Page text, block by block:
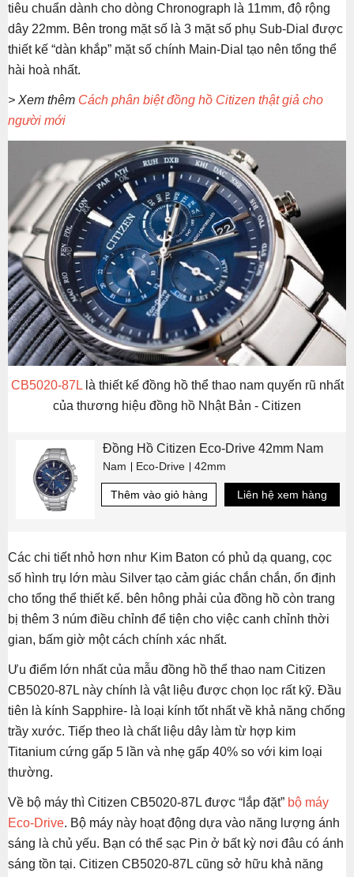
tiêu chuẩn dành cho dòng Chronograph là 11mm, độ rộng
dây 22mm. Bên trong mặt số là 3 mặt số phụ Sub-Dial được
thiết kế “dàn khắp” mặt số chính Main-Dial tạo nên tổng thể
hài hoà nhất.
> Xem thêm Cách phân biệt đồng hồ Citizen thật giả cho
người mới
CB5020-87Llà thiết kế đồng hồ thể thao nam quyến rũ nhất
của thương hiệu đồng hồ Nhật Bản - Citizen
Đồng Hồ Citizen Eco-Drive 42mm Nam
Nam Eco-Drive 42mm
Thêm vào giỏ hàng Liên hệ xem hàng
Các chi tiết nhỏ hơn như Kim Baton có phủ dạ quang, cọc
số hình trụ lớn màu Silver tạo cảm giác chắn chắn, ổn định
cho tổng thể thiết kế. bên hông phải của đồng hồ còn trang
bị thêm 3 núm điều chỉnh để tiện cho việc canh chỉnh thời
gian, bấm giờ một cách chính xác nhất.
Ưu điểm lớn nhất của mẫu đồng hồ thể thao nam Citizen
CB5020-87L này chính là vật liệu được chọn lọc rất kỹ. Đầu
tiên là kính Sapphire- là loại kính tốt nhất về khả năng chống
trầy xước. Tiếp theo là chất liệu dây làm từ hợp kim
Titanium cứng gấp 5 lần và nhẹ gấp 40% so với kim loại
thường.
Về bộ máy thì Citizen CB5020-87L được “lắp đặt” bộ máy
Eco-Drive. Bộ máy này hoạt động dựa vào năng lượng ánh
sáng là chủ yếu. Bạn có thể sạc Pin ở bất kỳ nơi đâu có ánh
sáng tồn tại. Citizen CB5020-87L cũng sở hữu khả năng